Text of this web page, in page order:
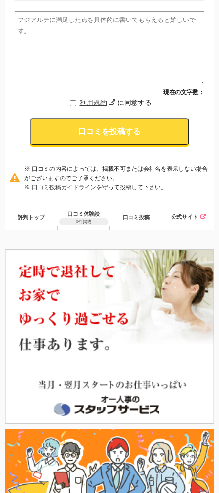
現在の文字数：
利用規約 に同意する
口コミを投稿する
※ 口コミの内容によっては、掲載不可または会社名を表示しない場合
がございますのでご了承ください。
※ 口コミ投稿ガイドラインを守って投稿して下さい。
評判トップ
口コミ体験談
0件掲載
口コミ 投稿 公式サイト